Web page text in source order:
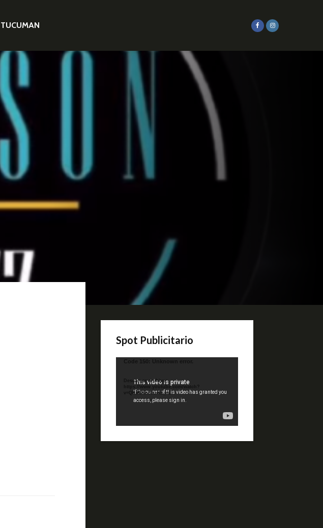
Spot Publicitario
Reproductor
Code 150: Unknown error.
Descargar archivo:
https://www.youtube.com/watch?
v=QKif6Ko80uA&_=1